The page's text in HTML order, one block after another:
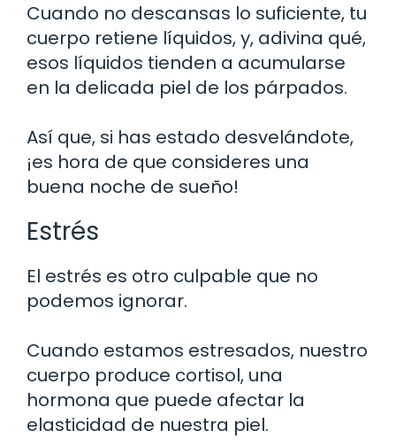
Cuando no descansas lo suficiente, tu
cuerpo retiene líquidos, y, adivina qué,
esos líquidos tienden a acumularse
en la delicada piel de los párpados.
Así que, si has estado desvelándote,
¡es hora de que consideres una
buena noche de sueño!
Estrés
El estrés es otro culpable que no
podemos ignorar.
Cuando estamos estresados, nuestro
cuerpo produce cortisol, una
hormona que puede afectar la
elasticidad de nuestra piel.